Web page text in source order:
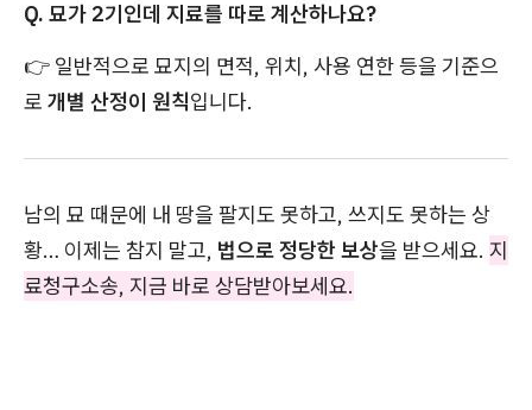
Q. 묘가 2기인데 지료를 따로 계산하나요?
👉 일반적으로 묘지의 면적, 위치, 사용 연한 등을 기준으
로 개별 산정이 원칙입니다.
남의 묘 때문에 내 땅을 팔지도 못하고, 쓰지도 못하는 상
황… 이제는 참지 말고, 법으로 정당한 보상을 받으세요. 지
료청구소송, 지금 바로 상담받아보세요.